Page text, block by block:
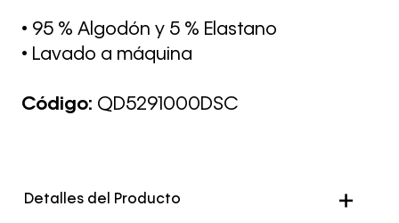
• 95 % Algodón y 5 % Elastano
• Lavado a máquina
Código: QD5291000DSC
Detalles del Producto